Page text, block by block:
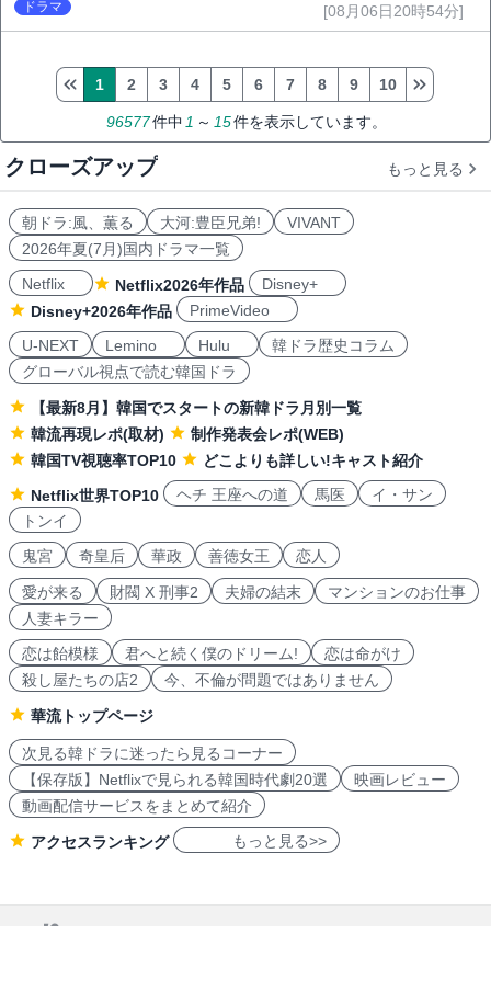
ドラマ [08月06日20時54分]
96577件中 1 ～ 15件を表示しています。
1 2 3 4 5 6 7 8 9 10
クローズアップ もっと見る
朝ドラ:風、薫る 大河:豊臣兄弟!
VIVANT
2026年夏(7月)国内ドラマ一覧
Netflix
Netflix2026年作品
Disney+
Disney+2026年作品
PrimeVideo
U-NEXT
Lemino Hulu
韓ドラ歴史コラム
グローバル視点で読む韓国ドラ
【最新8月】韓国でスタートの新韓ドラ月別一覧
韓流再現レポ(取材)
制作発表会レポ(WEB)
韓国TV視聴率TOP10
どこよりも詳しい!キャスト紹介
Netflix世界TOP10
ヘチ 王座への道 馬医
イ・サン
トンイ
鬼宮
奇皇后 華政 善徳女王 恋人
愛が来る 財閥 X 刑事2 夫婦の結末
マンションのお仕事
人妻キラー
恋は飴模様
君へと続く僕のドリーム!
恋は命がけ
殺し屋たちの店2
今、不倫が問題ではありません
華流トップページ
次見る韓ドラに迷ったら見るコーナー
【保存版】Netflixで見られる韓国時代劇20選
映画レビュー
動画配信サービスをまとめて紹介
アクセスランキング もっと見る>>